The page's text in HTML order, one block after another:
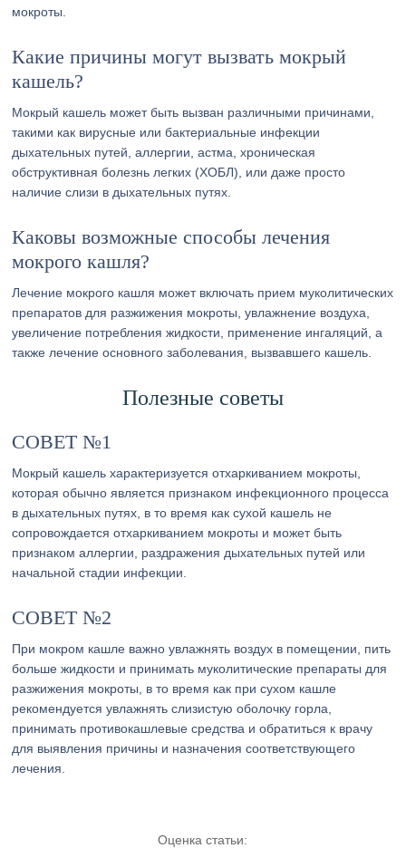
мокроты.
Какие причины могут вызвать мокрый
кашель?
Мокрый кашель может быть вызван различными причинами,
такими как вирусные или бактериальные инфекции
дыхательных путей, аллергии, астма, хроническая
обструктивная болезнь легких (ХОБЛ), или даже просто
наличие слизи в дыхательных путях.
Каковы возможные способы лечения
мокрого кашля?
Лечение мокрого кашля может включать прием муколитических
препаратов для разжижения мокроты, увлажнение воздуха,
увеличение потребления жидкости, применение ингаляций, а
также лечение основного заболевания, вызвавшего кашель.
Полезные советы
СОВЕТ №1
Мокрый кашель характеризуется отхаркиванием мокроты,
которая обычно является признаком инфекционного процесса
в дыхательных путях, в то время как сухой кашель не
сопровождается отхаркиванием мокроты и может быть
признаком аллергии, раздражения дыхательных путей или
начальной стадии инфекции.
СОВЕТ №2
При мокром кашле важно увлажнять воздух в помещении, пить
больше жидкости и принимать муколитические препараты для
разжижения мокроты, в то время как при сухом кашле
рекомендуется увлажнять слизистую оболочку горла,
принимать противокашлевые средства и обратиться к врачу
для выявления причины и назначения соответствующего
лечения.
Оценка статьи: